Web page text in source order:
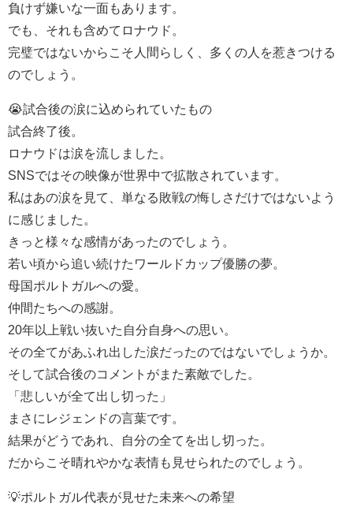
負けず嫌いな一面もあります。
でも、それも含めてロナウド。
完璧ではないからこそ人間らしく、多くの人を惹きつける
のでしょう。
😭試合後の涙に込められていたもの
試合終了後。
ロナウドは涙を流しました。
SNSではその映像が世界中で拡散されています。
私はあの涙を見て、単なる敗戦の悔しさだけではないよう
に感じました。
きっと様々な感情があったのでしょう。
若い頃から追い続けたワールドカップ優勝の夢。
母国ポルトガルへの愛。
仲間たちへの感謝。
20年以上戦い抜いた自分自身への思い。
その全てがあふれ出した涙だったのではないでしょうか。
そして試合後のコメントがまた素敵でした。
「悲しいが全て出し切った」
まさにレジェンドの言葉です。
結果がどうであれ、自分の全てを出し切った。
だからこそ晴れやかな表情も見せられたのでしょう。
💡ポルトガル代表が見せた未来への希望